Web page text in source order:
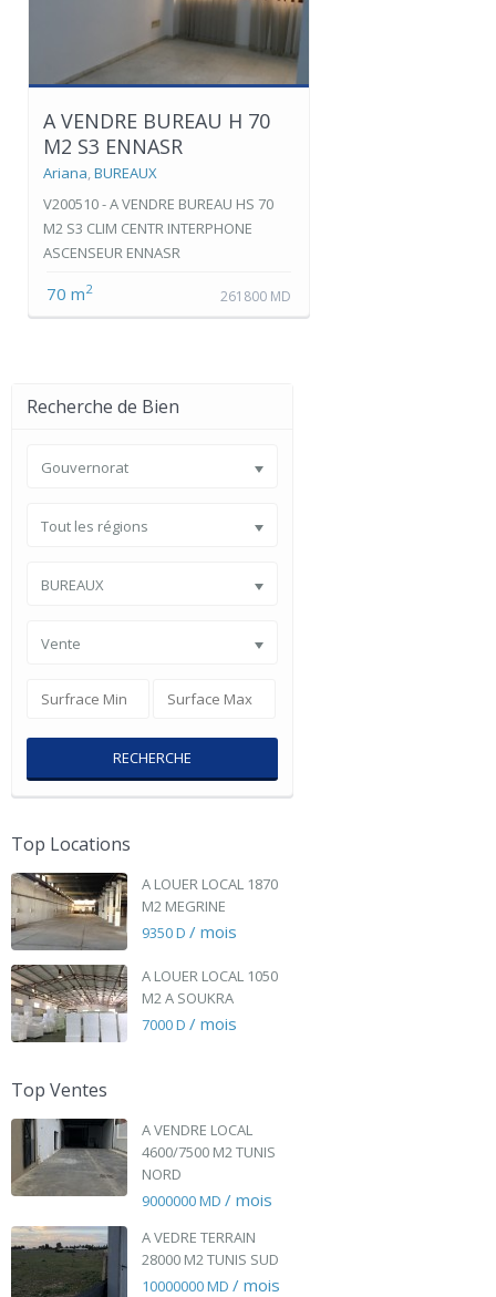
A VENDRE BUREAU H 70
M2 S3 ENNASR
Ariana,BUREAUX
V200510 - A VENDRE BUREAU HS 70
M2 S3 CLIM CENTR INTERPHONE
ASCENSEUR ENNASR
70 m2 261800 MD
Recherche de Bien
Gouvernorat
Tout les régions
BUREAUX
Vente
RECHERCHE
Top Locations
A LOUER LOCAL 1870
M2 MEGRINE
9350 D / mois
A LOUER LOCAL 1050
M2 A SOUKRA
7000 D / mois
Top Ventes
A VENDRE LOCAL
4600/7500 M2 TUNIS
NORD
9000000 MD / mois
A VEDRE TERRAIN
28000 M2 TUNIS SUD
10000000 MD / mois